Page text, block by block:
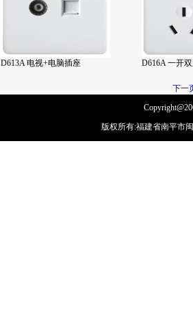
D613A 电视+电脑插座 D616A 一开
下一
版权所有:福建省南平